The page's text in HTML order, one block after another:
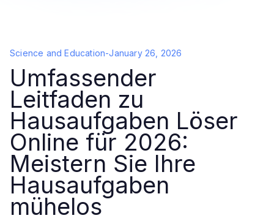
Science and Education-January 26, 2026
Umfassender
Leitfaden zu
Hausaufgaben Löser
Online für 2026:
Meistern Sie Ihre
Hausaufgaben
mühelos